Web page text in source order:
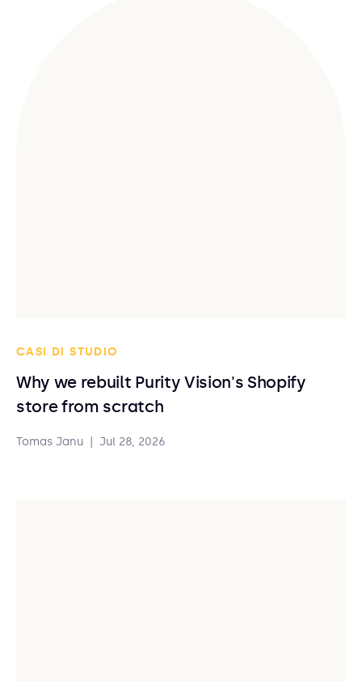
CASI DI STUDIO
Why we rebuilt Purity Vision's Shopify
store from scratch
Tomas Janu Jul 28, 2026